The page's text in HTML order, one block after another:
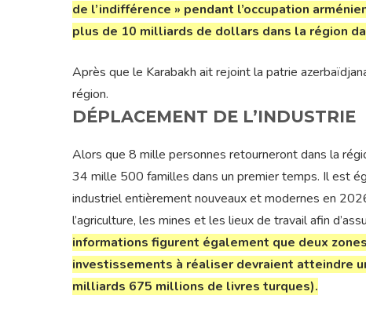
de l’indifférence » pendant l’occupation
plus de 10 milliards de dollars dans la région
Après que le Karabakh ait rejoint la patrie
région.
DÉPLACEMENT DE L’INDUSTRIE
Alors que 8 mille personnes retourneront dans la
34 mille 500 familles dans un premier temps. Il est
industriel entièrement nouveaux et modernes en
l’agriculture, les mines et les lieux de travail afin
informations figurent également que deux
investissements à réaliser devraient atteindre
milliards 675 millions de livres turques).